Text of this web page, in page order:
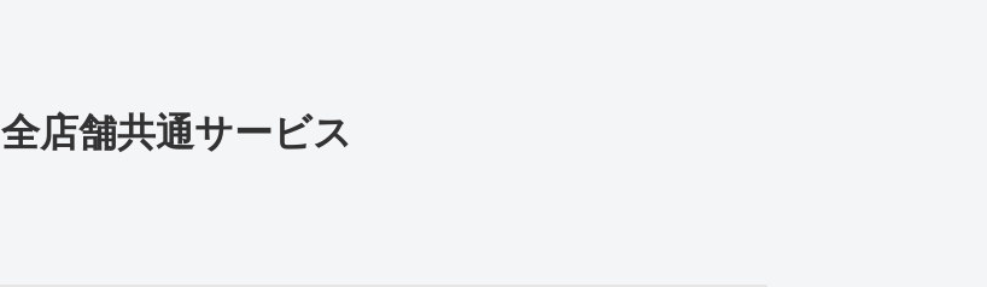
全店舗共通サービス